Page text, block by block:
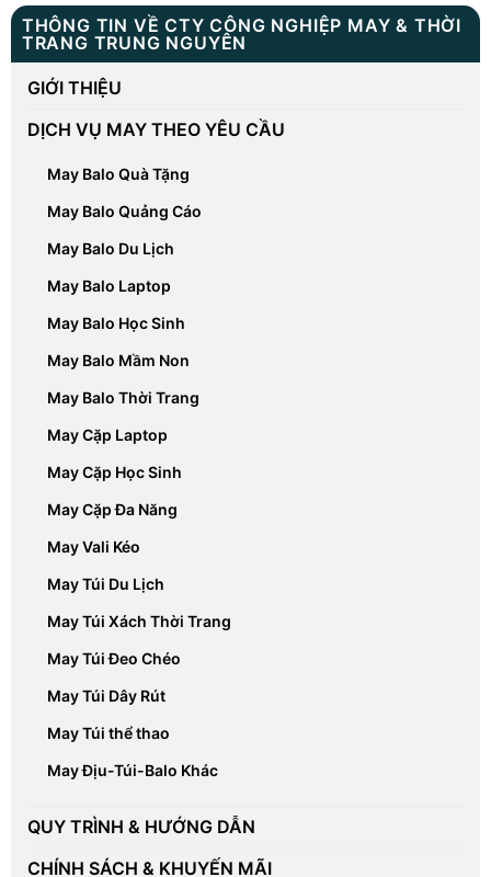
THÔNG TIN VỀ CTY CÔNG NGHIỆP MAY & THỜI
TRANG TRUNG NGUYÊN
GIỚI THIỆU
DỊCH VỤ MAY THEO YÊU CẦU
May Balo Quà Tặng
May Balo Quảng Cáo
May Balo Du Lịch
May Balo Laptop
May Balo Học Sinh
May Balo Mầm Non
May Balo Thời Trang
May Cặp Laptop
May Cặp Học Sinh
May Cặp Đa Năng
May Vali Kéo
May Túi Du Lịch
May Túi Xách Thời Trang
May Túi Đeo Chéo
May Túi Dây Rút
May Túi thể thao
May Địu-Túi-Balo Khác
QUY TRÌNH & HƯỚNG DẪN
CHÍNH SÁCH & KHUYẾN MÃI